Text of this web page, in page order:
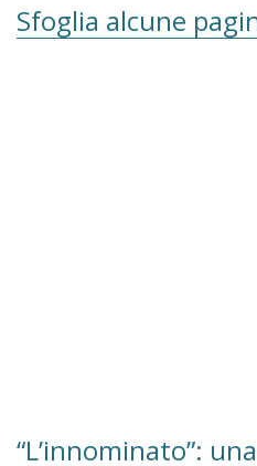
Sfoglia alcune
“L’innominato”: